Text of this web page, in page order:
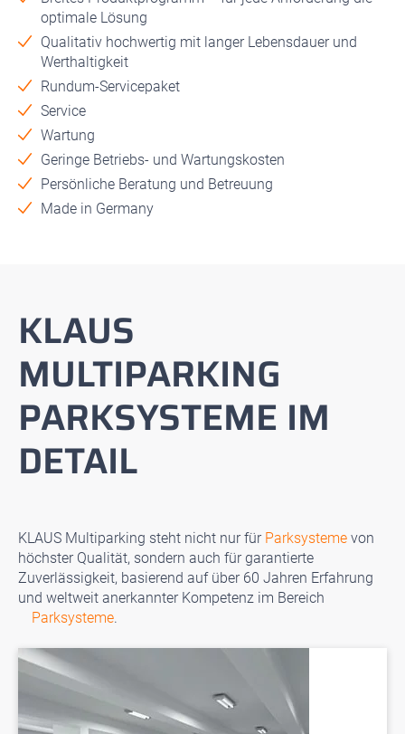
optimale Lösung
Qualitativ hochwertig mit langer Lebensdauer und
Werthaltigkeit
Rundum-Servicepaket
Service
Wartung
Geringe Betriebs- und Wartungskosten
Persönliche Beratung und Betreuung
Made in Germany
KLAUS
MULTIPARKING
PARKSYSTEME IM
DETAIL
KLAUS Multiparking steht nicht nur für Parksysteme von
höchster Qualität, sondern auch für garantierte
Zuverlässigkeit, basierend auf über 60 Jahren Erfahrung
und weltweit anerkannter Kompetenz im Bereich
Parksysteme.